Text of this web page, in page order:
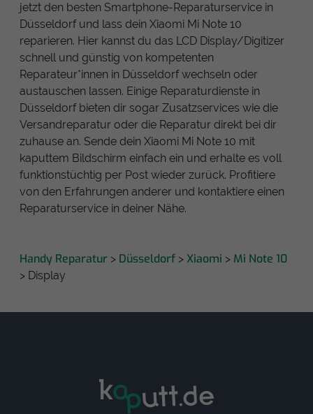
jetzt den besten Smartphone-Reparaturservice in
Düsseldorf und lass dein Xiaomi Mi Note 10
reparieren. Hier kannst du das LCD Display/Digitizer
schnell und günstig von kompetenten
Reparateur*innen in Düsseldorf wechseln oder
austauschen lassen. Einige Reparaturdienste in
Düsseldorf bieten dir sogar Zusatzservices wie die
Versandreparatur oder die Reparatur direkt bei dir
zuhause an. Sende dein Xiaomi Mi Note 10 mit
kaputtem Bildschirm einfach ein und erhalte es voll
funktionstüchtig per Post wieder zurück. Profitiere
von den Erfahrungen anderer und kontaktiere einen
Reparaturservice in deiner Nähe.
Handy Reparatur > Düsseldorf > Xiaomi > Mi Note 10
> Display